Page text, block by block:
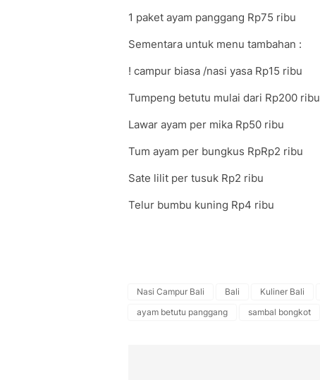
1 paket ayam panggang Rp75 ribu
Sementara untuk menu tambahan :
! campur biasa /nasi yasa Rp15 ribu
Tumpeng betutu mulai dari Rp200 ribu
Lawar ayam per mika Rp50 ribu
Tum ayam per bungkus RpRp2 ribu
Sate lilit per tusuk Rp2 ribu
Telur bumbu kuning Rp4 ribu
Nasi Campur Bali Bali Kuliner Bali
ayam betutu panggang
sambal bongkot